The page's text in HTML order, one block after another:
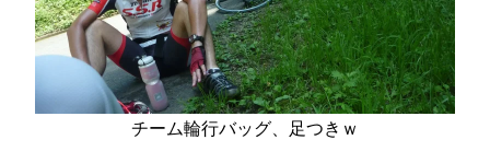
チーム輪行バッグ、足つきｗ